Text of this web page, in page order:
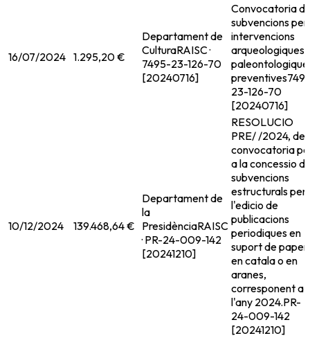
16/07/2024 1.295,20 €
Departament de
CulturaRAISC ·
7495-23-126-70
[20240716]
Convocatoria
subvencions per
intervencions
arqueologiques i
preventives
23-126-70
[20240716]
10/12/2024 139.468,64 €
Departament de
la
PresidènciaRAISC
· PR-24-009-142
[20241210]
RESOLUCIO
PRE/ /2024, de
convocatoria
a la concessio
subvencions
estructurals per
l'edicio de
publicacions
periodiques en
suport de paper
en catala o en
aranes,
corresponent a
l'any 2024.PR-
24-009-142
[20241210]